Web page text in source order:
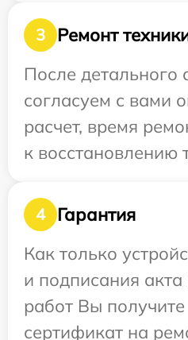
3
Ремонт
После детального
согласуем с вами
расчет, время
к восстановлению
4
Гарантия
Как только
и подписания
работ Вы
сертификат на